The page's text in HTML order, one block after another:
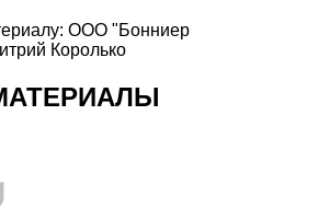
ООО "Бонниер
Королько